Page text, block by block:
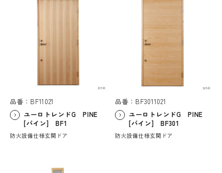
品番：BF11021
ユーロトレンドG PINE
[パイン] BF1
防火設備仕様玄関ドア
品番：BF3011021
ユーロトレンドG PINE
[パイン] BF301
防火設備仕様玄関ドア